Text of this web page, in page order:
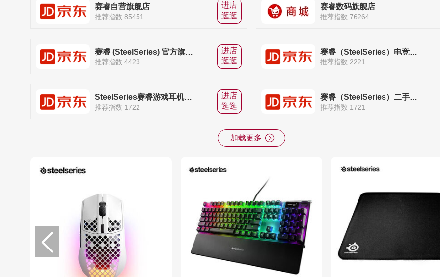
赛睿自营旗舰店
推荐指数 85451
进店
逛逛
赛睿数码旗舰店
推荐指数 76264
赛睿 (SteelSeries) 官方旗舰店
推荐指数 4423
进店
逛逛
赛睿（SteelSeries）电竞官方旗舰店
推荐指数 2221
SteelSeries赛睿游戏耳机旗舰店
推荐指数 1722
进店
逛逛
赛睿（SteelSeries）二手官方旗舰店
推荐指数 1721
加载更多